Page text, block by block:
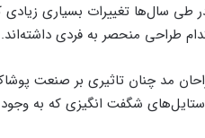
طی سال‌ها تغییرات بسیاری
طراحی منحصر به فردی داشته‌اند.
مد چنان تاثیری بر صنعت
شگفت انگیزی که به وجود